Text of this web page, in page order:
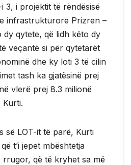
3, i projektit të rëndësisë
infrastrukturore Prizren –
dy qytete, që lidh këto dy
veçantë si për qytetarët
dhe ky loti 3 të cilin
tash ka gjatësinë prej
vlerë prej 8.3 milionë
Kurti.
së LOT-it të parë, Kurti
t’i jepet mbështetja
rrugor, që të kryhet sa më